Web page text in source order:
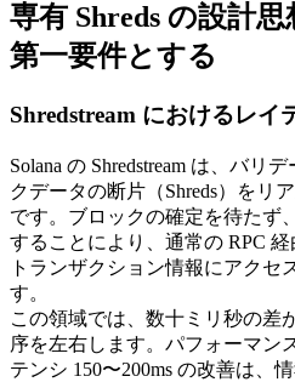
専有 Shreds の設計
第一要件とする
Shredstream におけるレイ
Solana の Shredstream は、バリ
クデータの断片（Shreds）をリ
です。ブロックの確定を待たず
することにより、通常の RPC
トランザクション情報にアクセ
す。
この領域では、数十ミリ秒の差
序を左右します。パフォーマン
テンシ 150〜200ms の改善は、